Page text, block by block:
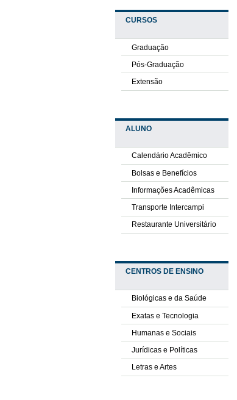
CURSOS
Graduação
Pós-Graduação
Extensão
ALUNO
Calendário Acadêmico
Bolsas e Benefícios
Informações Acadêmicas
Transporte Intercampi
Restaurante Universitário
CENTROS DE ENSINO
Biológicas e da Saúde
Exatas e Tecnologia
Humanas e Sociais
Jurídicas e Políticas
Letras e Artes